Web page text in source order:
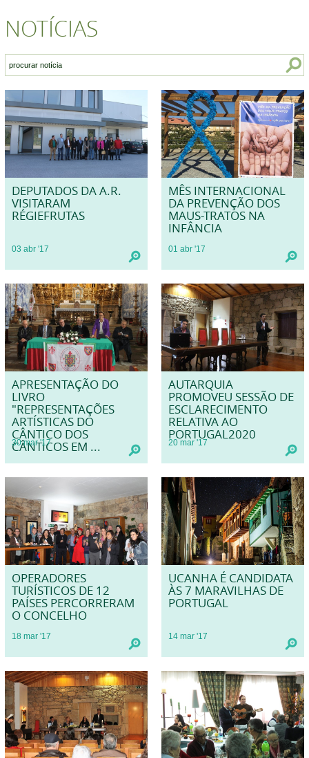
NOTÍCIAS
DEPUTADOS DA A.R.
VISITARAM
RÉGIEFRUTAS
03 abr '17
MÊS INTERNACIONAL
DA PREVENÇÃO DOS
MAUS-TRATOS NA
INFÂNCIA
01 abr '17
APRESENTAÇÃO DO
LIVRO
"REPRESENTAÇÕES
ARTÍSTICAS DO
CÂNTICO DOS
CÂNTICOS EM ...
30 mar '17
AUTARQUIA
PROMOVEU SESSÃO DE
ESCLARECIMENTO
RELATIVA AO
PORTUGAL2020
20 mar '17
OPERADORES
TURÍSTICOS DE 12
PAÍSES PERCORRERAM
O CONCELHO
18 mar '17
UCANHA É CANDIDATA
ÀS 7 MARAVILHAS DE
PORTUGAL
14 mar '17